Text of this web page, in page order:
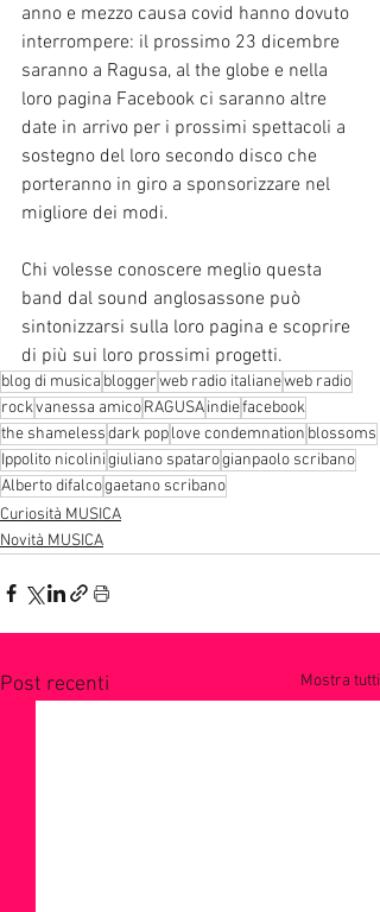
anno e mezzo causa covid hanno dovuto
interrompere: il prossimo 23 dicembre
saranno a Ragusa, al the globe e nella
loro pagina Facebook ci saranno altre
date in arrivo per i prossimi spettacoli a
sostegno del loro secondo disco che
porteranno in giro a sponsorizzare nel
migliore dei modi.
Chi volesse conoscere meglio questa
band dal sound anglosassone può
sintonizzarsi sulla loro pagina e scoprire
di più sui loro prossimi progetti.
blog di musica bloggerweb radio italianeweb radio
rockvanessa amicoRAGUSAindiefacebook
the shamelessdark poplove condemnation blossoms
Ippolito nicolinigiuliano spatarogianpaolo scribano
Alberto difalcogaetano scribano
Curiosità MUSICA
Novità MUSICA
Post recenti Mostra tutti